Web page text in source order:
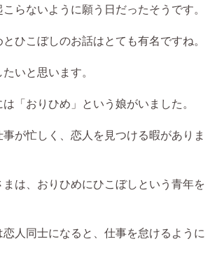
らないように願う日だったそうです。
ひこぼしのお話はとても有名ですね。
いと思います。
「おりひめ」という娘がいました。
が忙しく、恋人を見つける暇がありま
は、おりひめにひこぼしという青年を
人同士になると、仕事を怠けるように